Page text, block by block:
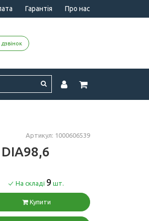
Гарантія Про нас
Артикул: 1000606539
На складі 9 шт.
Купити